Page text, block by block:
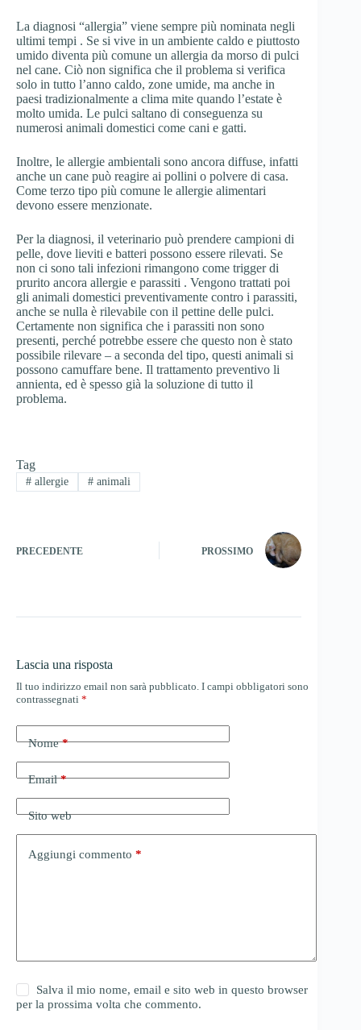
La diagnosi “allergia” viene sempre più nominata negli
ultimi tempi . Se si vive in un ambiente caldo e piuttosto
umido diventa più comune un allergia da morso di pulci
nel cane. Ciò non significa che il problema si verifica
solo in tutto l’anno caldo, zone umide, ma anche in
paesi tradizionalmente a clima mite quando l’estate è
molto umida. Le pulci saltano di conseguenza su
numerosi animali domestici come cani e gatti.
Inoltre, le allergie ambientali sono ancora diffuse, infatti
anche un cane può reagire ai pollini o polvere di casa.
Come terzo tipo più comune le allergie alimentari
devono essere menzionate.
Per la diagnosi, il veterinario può prendere campioni di
pelle, dove lieviti e batteri possono essere rilevati. Se
non ci sono tali infezioni rimangono come trigger di
prurito ancora allergie e parassiti . Vengono trattati poi
gli animali domestici preventivamente contro i parassiti,
anche se nulla è rilevabile con il pettine delle pulci.
Certamente non significa che i parassiti non sono
presenti, perché potrebbe essere che questo non è stato
possibile rilevare – a seconda del tipo, questi animali si
possono camuffare bene. Il trattamento preventivo li
annienta, ed è spesso già la soluzione di tutto il
problema.
Tag
#allergie #animali
PRECEDENTE PROSSIMO
Lascia una risposta
Il tuo indirizzo email non sarà pubblicato. I campi obbligatori sono
contrassegnati *
Nome*
Email*
Sito web
Aggiungi commento *
Salva il mio nome, email e sito web in questo browser
per la prossima volta che commento.